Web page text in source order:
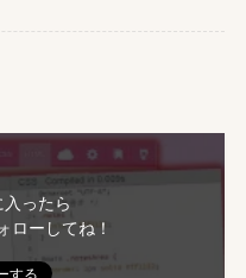
ったら
ローしてね！